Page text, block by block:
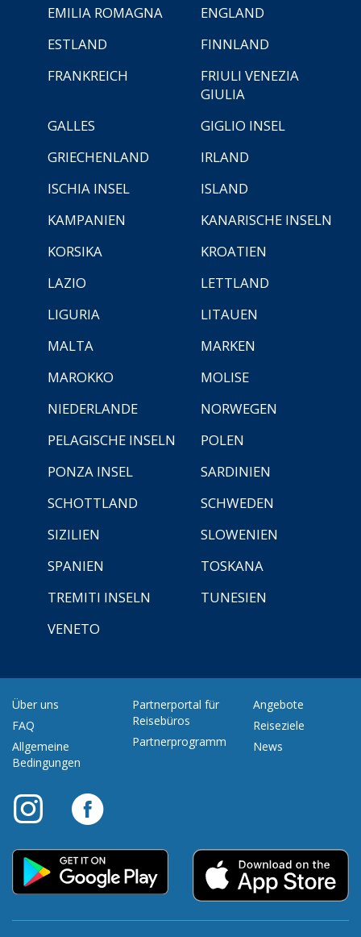
EMILIA ROMAGNA
ENGLAND
ESTLAND
FINNLAND
FRANKREICH
FRIULI VENEZIA
GIULIA
GALLES
GIGLIO INSEL
GRIECHENLAND
IRLAND
ISCHIA INSEL
ISLAND
KAMPANIEN
KANARISCHE INSELN
KORSIKA
KROATIEN
LAZIO
LETTLAND
LIGURIA
LITAUEN
MALTA
MARKEN
MAROKKO
MOLISE
NIEDERLANDE
NORWEGEN
PELAGISCHE INSELN
POLEN
PONZA INSEL
SARDINIEN
SCHOTTLAND
SCHWEDEN
SIZILIEN
SLOWENIEN
SPANIEN
TOSKANA
TREMITI INSELN
TUNESIEN
VENETO
Über uns
FAQ
Allgemeine
Bedingungen
Partnerportal für
Reisebüros
Partnerprogramm
Angebote
Reiseziele
News